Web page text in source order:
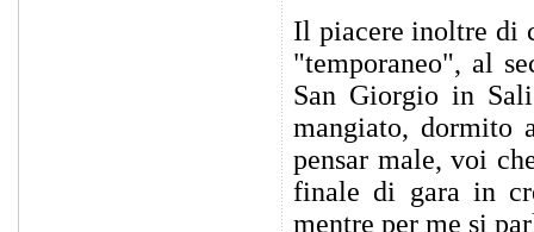
Il piacere inoltre di
"temporaneo", al
San Giorgio in
mangiato, dormito
pensar male, voi
finale di gara in
mentre per me si